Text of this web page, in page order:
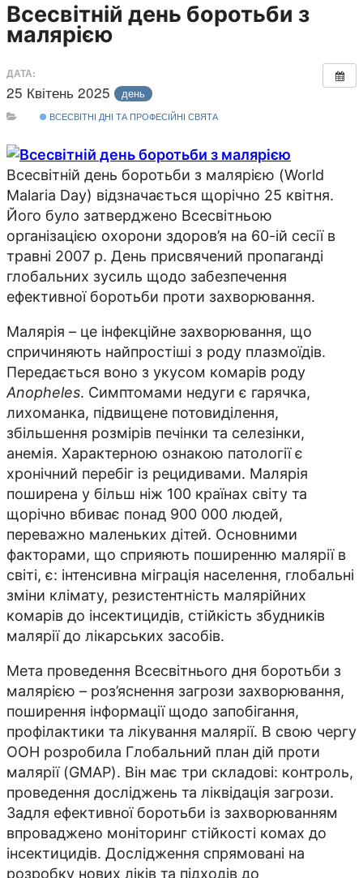
Всесвітній день боротьби з
малярією
ДАТА:
25 Квітень 2025 день
ВСЕСВІТНІ ДНІ ТА ПРОФЕСІЙНІ СВЯТА
Всесвітній день боротьби з малярією (World
Malaria Day) відзначається щорічно 25 квітня.
Його було затверджено Всесвітньою
організацією охорони здоров’я на 60-ій сесії в
травні 2007 р. День присвячений пропаганді
глобальних зусиль щодо забезпечення
ефективної боротьби проти захворювання.
Малярія – це інфекційне захворювання, що
спричиняють найпростіші з роду плазмоїдів.
Передається воно з укусом комарів роду
Anopheles. Симптомами недуги є гарячка,
лихоманка, підвищене потовиділення,
збільшення розмірів печінки та селезінки,
анемія. Характерною ознакою патології є
хронічний перебіг із рецидивами. Малярія
поширена у більш ніж 100 країнах світу та
щорічно вбиває понад 900 000 людей,
переважно маленьких дітей. Основними
факторами, що сприяють поширенню малярії в
світі, є: інтенсивна міграція населення, глобальні
зміни клімату, резистентність малярійних
комарів до інсектицидів, стійкість збудників
малярії до лікарських засобів.
Мета проведення Всесвітнього дня боротьби з
малярією – роз’яснення загрози захворювання,
поширення інформації щодо запобігання,
профілактики та лікування малярії. В свою чергу
ООН розробила Глобальний план дій проти
малярії (GMAP). Він має три складові: контроль,
проведення досліджень та ліквідація загрози.
Задля ефективної боротьби із захворюванням
впроваджено моніторинг стійкості комах до
інсектицидів. Дослідження спрямовані на
розробку нових ліків та підходів до